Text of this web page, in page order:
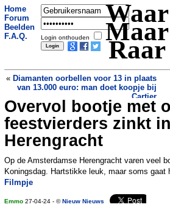
Home
Forum
Beelden
F.A.Q.
Login onthouden
Waar
Maar
Raar
« Diamanten oorbellen voor 13 in plaats
van 13.000 euro: man doet koopje bij
Cartier
Japanners
Fuji, omdat
»
Overvol bootje met
feestvierders zinkt
Herengracht
Op de Amsterdamse Herengracht varen veel
Koningsdag. Hartstikke leuk, maar soms
Filmpje
Emmo 27-04-24 - ©Nieuw Nieuws